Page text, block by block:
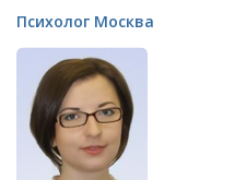
Психолог Москва